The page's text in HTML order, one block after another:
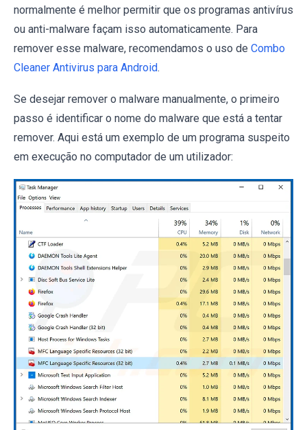
normalmente é melhor permitir que os programas antivírus
ou anti-malware façam isso automaticamente. Para
remover esse malware, recomendamos o uso de Combo
Cleaner Antivirus para Android.
Se desejar remover o malware manualmente, o primeiro
passo é identificar o nome do malware que está a tentar
remover. Aqui está um exemplo de um programa suspeito
em execução no computador de um utilizador: